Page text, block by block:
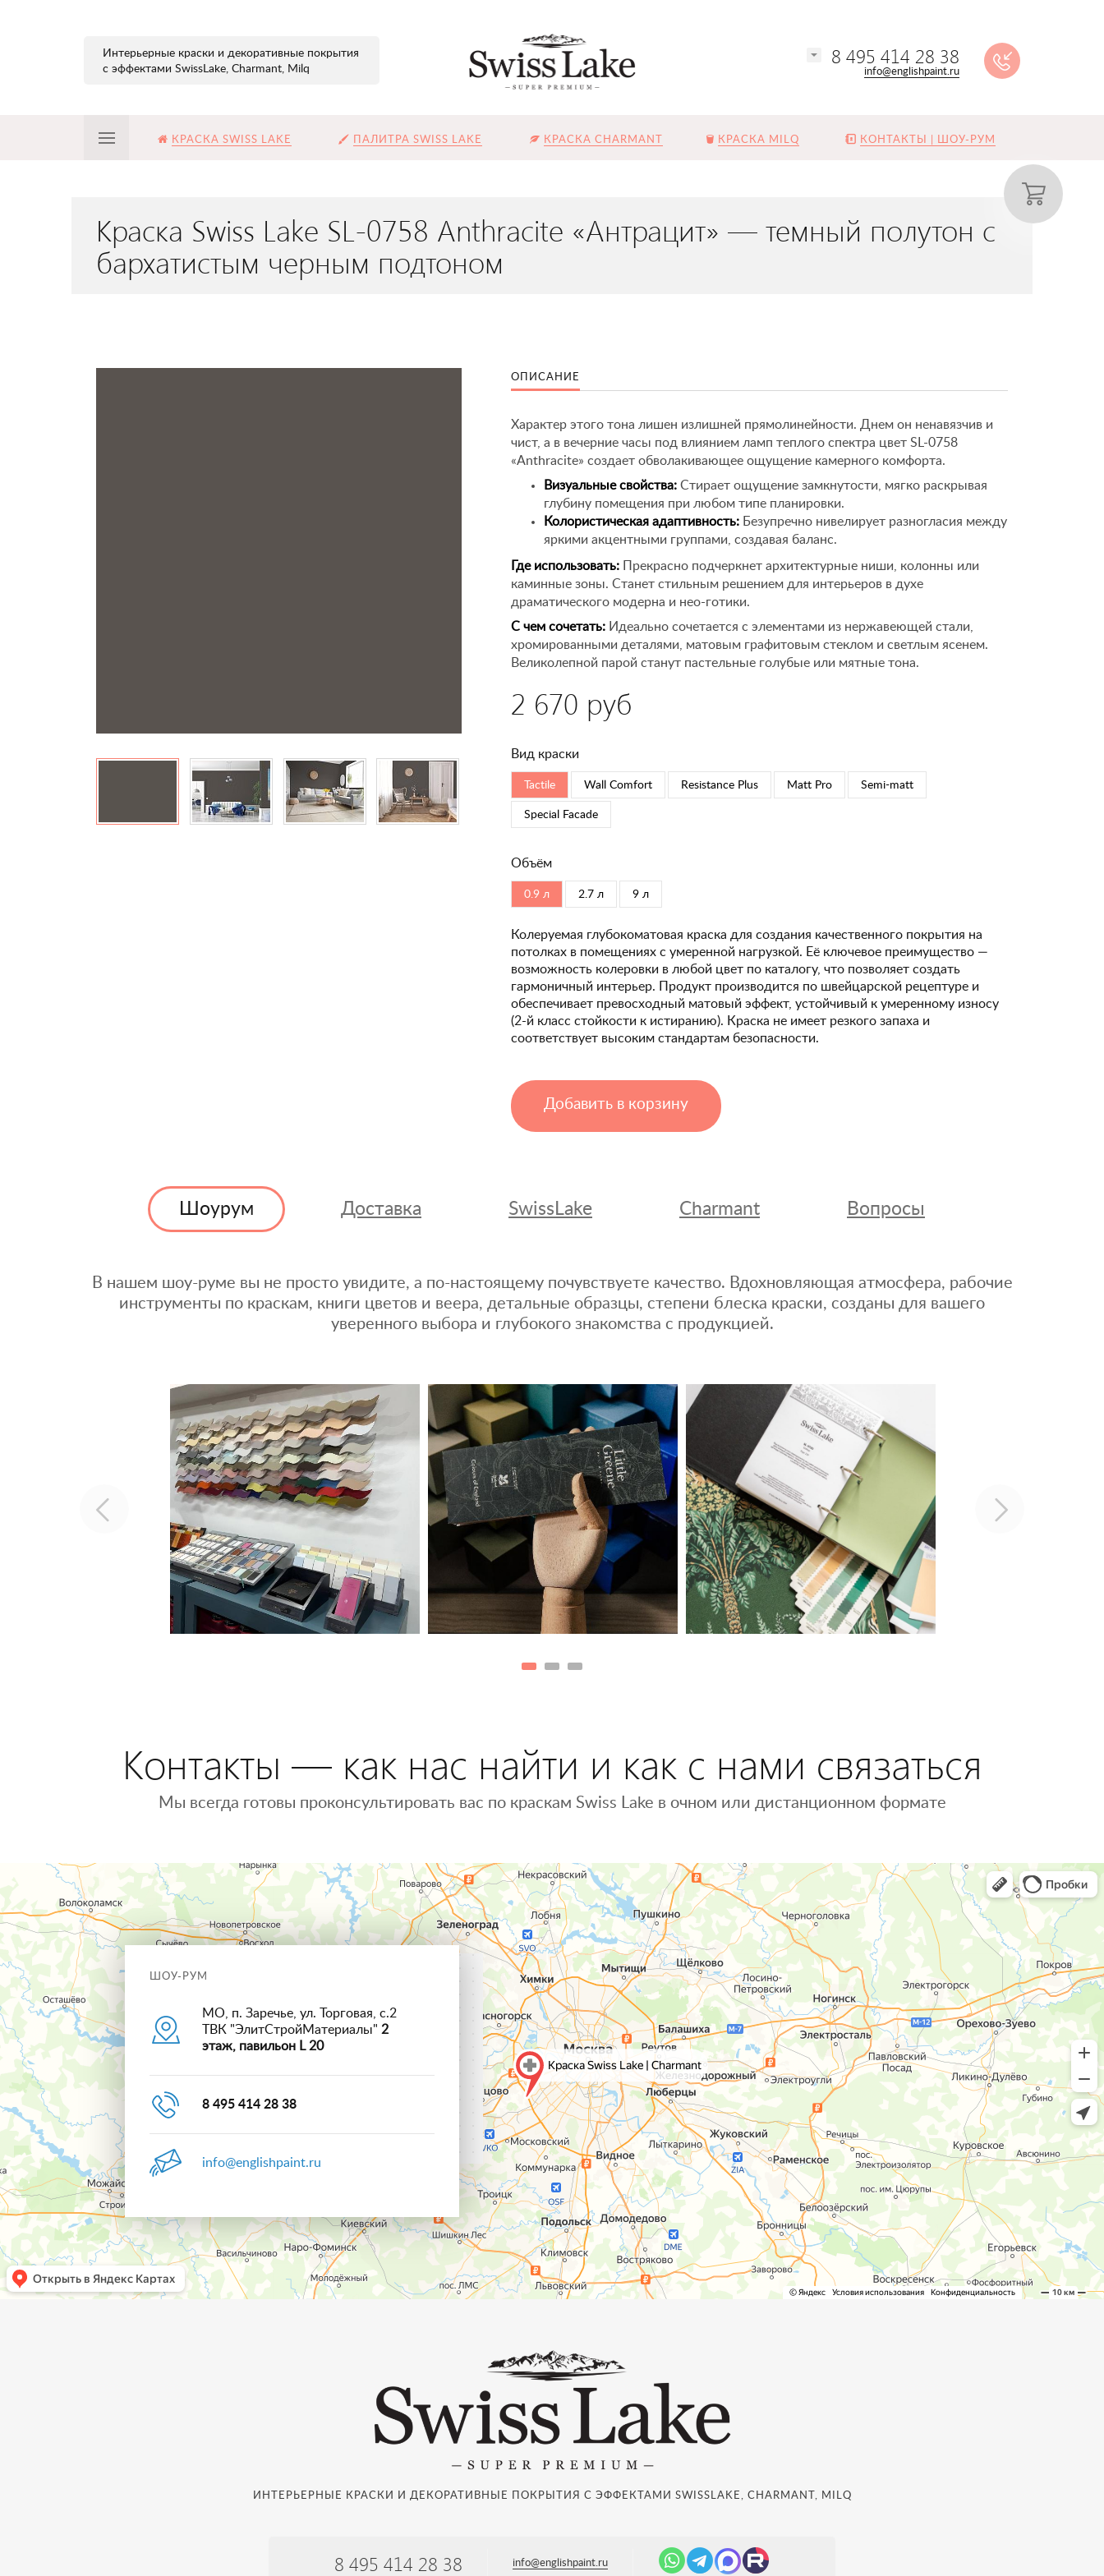
Интерьерные краски и декоративные покрытия
с эффектами SwissLake, Charmant, Milq
8 495 414 28 38
info@englishpaint.ru
КРАСКА SWISS LAKE ПАЛИТРА SWISS LAKE КРАСКА CHARMANT КРАСКА MILQ КОНТАКТЫ | ШОУ-РУМ
Краска Swiss Lake SL-0758 Anthracite «Антрацит» — темный полутон с
бархатистым черным подтоном
ОПИСАНИЕ
Характер этого тона лишен излишней прямолинейности. Днем он ненавязчив и
чист, а в вечерние часы под влиянием ламп теплого спектра цвет SL-0758
«Anthracite» создает обволакивающее ощущение камерного комфорта.
Визуальные свойства: Стирает ощущение замкнутости, мягко раскрывая
глубину помещения при любом типе планировки.
Колористическая адаптивность: Безупречно нивелирует разногласия между
яркими акцентными группами, создавая баланс.
Где использовать: Прекрасно подчеркнет архитектурные ниши, колонны или
каминные зоны. Станет стильным решением для интерьеров в духе
драматического модерна и нео-готики.
С чем сочетать: Идеально сочетается с элементами из нержавеющей стали,
хромированными деталями, матовым графитовым стеклом и светлым ясенем.
Великолепной парой станут пастельные голубые или мятные тона.
2 670 руб
Вид краски
Tactile Wall Comfort Resistance Plus Matt Pro Semi-matt
Special Faсade
Объём
0.9 л 2.7 л 9 л
Колеруемая глубокоматовая краска для создания качественного покрытия на
потолках в помещениях с умеренной нагрузкой. Её ключевое преимущество —
возможность колеровки в любой цвет по каталогу, что позволяет создать
гармоничный интерьер. Продукт производится по швейцарской рецептуре и
обеспечивает превосходный матовый эффект, устойчивый к умеренному износу
(2-й класс стойкости к истиранию). Краска не имеет резкого запаха и
соответствует высоким стандартам безопасности.
Добавить в корзину
Шоурум Доставка SwissLake Charmant Вопросы
В нашем шоу-руме вы не просто увидите, а по-настоящему почувствуете качество. Вдохновляющая атмосфера, рабочие
инструменты по краскам, книги цветов и веера, детальные образцы, степени блеска краски, созданы для вашего
уверенного выбора и глубокого знакомства с продукцией.
Контакты — как нас найти и как с нами связаться
Мы всегда готовы проконсультировать вас по краскам Swiss Lake в очном или дистанционном формате
ШОУ-РУМ
МО, п. Заречье, ул. Торговая, с.2
ТВК "ЭлитСтройМатериалы" 2
этаж, павильон L 20
8 495 414 28 38
info@englishpaint.ru
ИНТЕРЬЕРНЫЕ КРАСКИ И ДЕКОРАТИВНЫЕ ПОКРЫТИЯ С ЭФФЕКТАМИ SWISSLAKE, CHARMANT, MILQ
8 495 414 28 38 info@englishpaint.ru